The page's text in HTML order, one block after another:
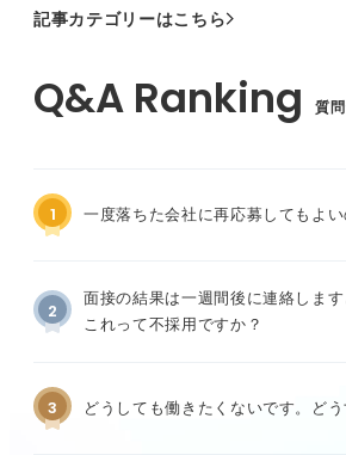
記事カテゴリーはこちら
質
1 一度落ちた会社に再応募してもよい
2
面接の結果は一週間後に連絡します
これって不採用ですか？
3 どうしても働きたくないです。ど